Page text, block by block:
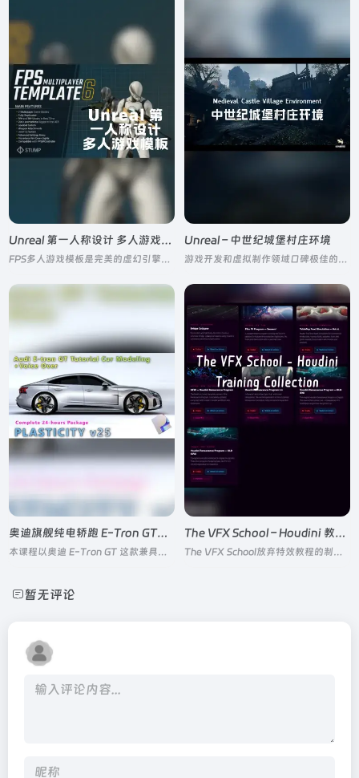
Unreal 第一人称设计 多人游戏模板
FPS多人游戏模板是完美的虚幻引擎模板，此项目100%使用蓝图构建
Unreal – 中世纪城堡村庄环境
游戏开发和虚拟制作领域口碑极佳的模块化中世纪场景资源
奥迪旗舰纯电轿跑 E-Tron GT工业级汽车建模全流程实战课程
本课程以奥迪 E-Tron GT 这款兼具流线型空气动力学设计与复杂工业细节的纯电 GT 跑车为实战案例，从零到一完整教学工业级汽车建模全流程
The VFX School – Houdini 教程合集
The VFX School放弃特效教程的制作，并完全免费放出所有付费教程
暂无评论